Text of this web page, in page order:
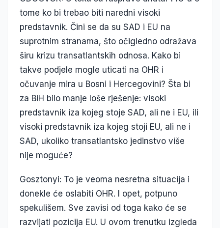
tome ko bi trebao biti naredni visoki
predstavnik. Čini se da su SAD i EU na
suprotnim stranama, što očigledno odražava
širu krizu transatlantskih odnosa. Kako bi
takve podjele mogle uticati na OHR i
očuvanje mira u Bosni i Hercegovini? Šta bi
za BiH bilo manje loše rješenje: visoki
predstavnik iza kojeg stoje SAD, ali ne i EU, ili
visoki predstavnik iza kojeg stoji EU, ali ne i
SAD, ukoliko transatlantsko jedinstvo više
nije moguće?
Gosztonyi: To je veoma nesretna situacija i
donekle će oslabiti OHR. I opet, potpuno
spekulišem. Sve zavisi od toga kako će se
razvijati pozicija EU. U ovom trenutku izgleda